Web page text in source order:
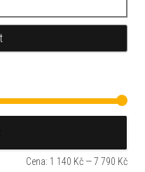
Cena: 1 140 Kč —7 790 Kč